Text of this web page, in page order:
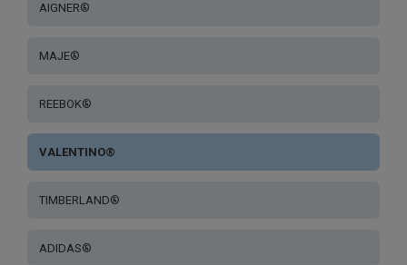
AIGNER®
MAJE®
REEBOK®
VALENTINO®
TIMBERLAND®
ADIDAS®